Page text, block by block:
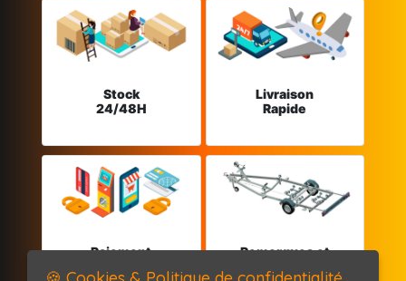
Stock
24/48H
Livraison
Rapide
Paiement
Remorques et